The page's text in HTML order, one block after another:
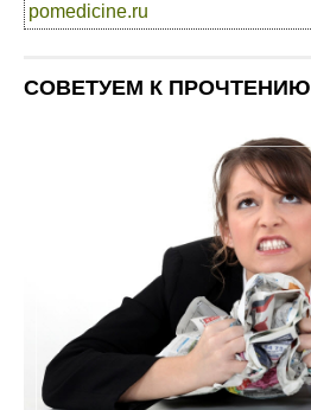
pomedicine.ru
СОВЕТУЕМ К ПРОЧТЕНИЮ